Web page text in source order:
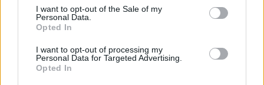
I want to opt-out of the Sale of my
Personal Data.
Opted In
I want to opt-out of processing my
Personal Data for Targeted Advertising.
Opted In